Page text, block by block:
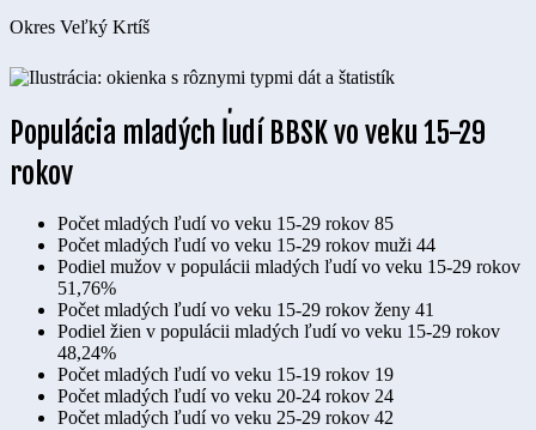
Okres Veľký Krtíš
Populácia mladých ľudí BBSK vo veku 15-29
rokov
Počet mladých ľudí vo veku 15-29 rokov 85
Počet mladých ľudí vo veku 15-29 rokov muži 44
Podiel mužov v populácii mladých ľudí vo veku 15-29 rokov
51,76%
Počet mladých ľudí vo veku 15-29 rokov ženy 41
Podiel žien v populácii mladých ľudí vo veku 15-29 rokov
48,24%
Počet mladých ľudí vo veku 15-19 rokov 19
Počet mladých ľudí vo veku 20-24 rokov 24
Počet mladých ľudí vo veku 25-29 rokov 42